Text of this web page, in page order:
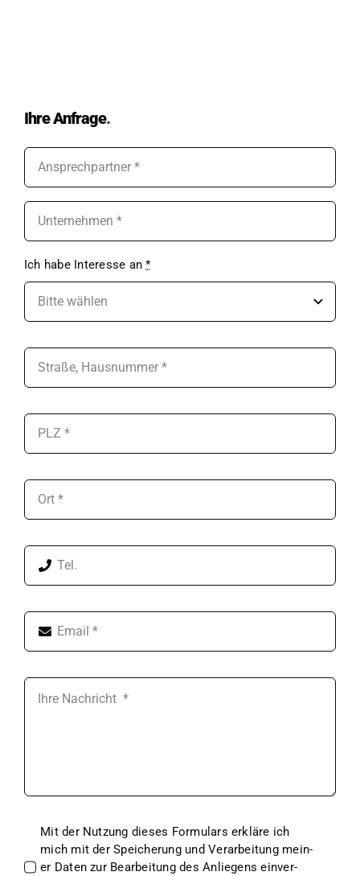
Ihre Anfrage.
Ich habe Inter­esse an*
Mit der Nutzung dieses For­mu­la­rs erk­läre ich
mich mit der Spe­icherung und Ver­ar­beitung mein­
er Dat­en zur Bear­beitung des Anliegens ein­ver­